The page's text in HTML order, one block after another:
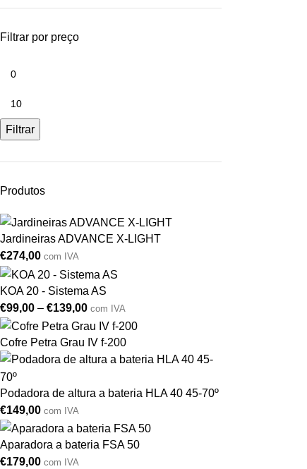
Filtrar por preço
Filtrar
Produtos
Jardineiras ADVANCE X-LIGHT
€274,00 com IVA
KOA 20 - Sistema AS
€99,00 – €139,00 com IVA
Cofre Petra Grau IV f-200
Podadora de altura a bateria HLA 40 45-70º
€149,00 com IVA
Aparadora a bateria FSA 50
€179,00 com IVA